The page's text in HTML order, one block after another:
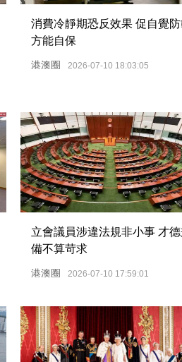
消費冷靜期恐反效果 促自覺
方能自保
港澳圈 2026-07-10 18:03:05
立會議員涉違法規非小事 才
備不算苛求
港澳圈 2026-07-10 17:59:01